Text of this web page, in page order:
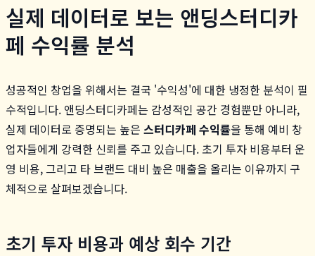
실제 데이터로 보는 앤딩스터디카
페 수익률 분석
성공적인 창업을 위해서는 결국 '수익성'에 대한 냉정한 분석이 필
수적입니다. 앤딩스터디카페는 감성적인 공간 경험뿐만 아니라,
실제 데이터로 증명되는 높은 스터디카페 수익률을 통해 예비 창
업자들에게 강력한 신뢰를 주고 있습니다. 초기 투자 비용부터 운
영 비용, 그리고 타 브랜드 대비 높은 매출을 올리는 이유까지 구
체적으로 살펴보겠습니다.
초기 투자 비용과 예상 회수 기간